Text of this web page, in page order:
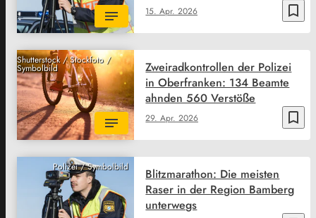
bookmark_border
15. Apr. 2026
Shutterstock / Stockfoto /
Symbolbild
bookmark_border
29. Apr. 2026
Zweiradkontrollen der Polizei
in Oberfranken: 134 Beamte
ahnden 560 Verstöße
Polizei / Symbolbild
Blitzmarathon: Die meisten
Raser in der Region Bamberg
unterwegs